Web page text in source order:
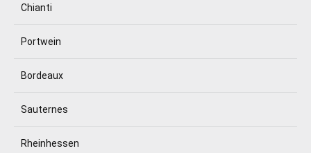
Chianti
Portwein
Bordeaux
Sauternes
Rheinhessen